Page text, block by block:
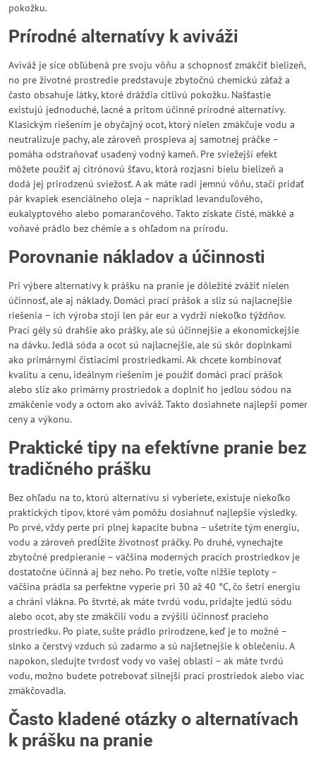
pokožku.
Prírodné alternatívy k aviváži
Aviváž je síce obľúbená pre svoju vôňu a schopnosť zmäkčiť bielizeň,
no pre životné prostredie predstavuje zbytočnú chemickú záťaž a
často obsahuje látky, ktoré dráždia citlivú pokožku. Našťastie
existujú jednoduché, lacné a pritom účinné prírodné alternatívy.
Klasickým riešením je obyčajný ocot, ktorý nielen zmäkčuje vodu a
neutralizuje pachy, ale zároveň prospieva aj samotnej práčke –
pomáha odstraňovať usadený vodný kameň. Pre sviežejší efekt
môžete použiť aj citrónovú šťavu, ktorá rozjasní bielu bielizeň a
dodá jej prirodzenú sviežosť. A ak máte radi jemnú vôňu, stačí pridať
pár kvapiek esenciálneho oleja – napríklad levanduľového,
eukalyptového alebo pomarančového. Takto získate čisté, mäkké a
voňavé prádlo bez chémie a s ohľadom na prírodu.
Porovnanie nákladov a účinnosti
Pri výbere alternatívy k prášku na pranie je dôležité zvážiť nielen
účinnosť, ale aj náklady. Domáci prací prášok a sliz sú najlacnejšie
riešenia – ich výroba stojí len pár eur a vydrží niekoľko týždňov.
Prací gély sú drahšie ako prášky, ale sú účinnejšie a ekonomickejšie
na dávku. Jedlá sóda a ocot sú najlacnejšie, ale sú skôr doplnkami
ako primárnymi čistiacimi prostriedkami. Ak chcete kombinovať
kvalitu a cenu, ideálnym riešením je použiť domáci prací prášok
alebo sliz ako primárny prostriedok a doplniť ho jedlou sódou na
zmäkčenie vody a octom ako aviváž. Takto dosiahnete najlepší pomer
ceny a výkonu.
Praktické tipy na efektívne pranie bez
tradičného prášku
Bez ohľadu na to, ktorú alternatívu si vyberiete, existuje niekoľko
praktických tipov, ktoré vám pomôžu dosiahnuť najlepšie výsledky.
Po prvé, vždy perte pri plnej kapacite bubna – ušetríte tým energiu,
vodu a zároveň predĺžite životnosť práčky. Po druhé, vynechajte
zbytočné predpieranie – väčšina moderných pracích prostriedkov je
dostatočne účinná aj bez neho. Po tretie, voľte nižšie teploty –
väčšina prádla sa perfektne vyperie pri 30 až 40 °C, čo šetrí energiu
a chráni vlákna. Po štvrté, ak máte tvrdú vodu, pridajte jedlú sódu
alebo ocot, aby ste zmäkčili vodu a zvýšili účinnosť pracieho
prostriedku. Po piate, sušte prádlo prirodzene, keď je to možné –
slnko a čerstvý vzduch sú zadarmo a sú najšetnejšie k oblečeniu. A
napokon, sledujte tvrdosť vody vo vašej oblasti – ak máte tvrdú
vodu, možno budete potrebovať silnejší prací prostriedok alebo viac
zmäkčovadla.
Často kladené otázky o alternatívach
k prášku na pranie